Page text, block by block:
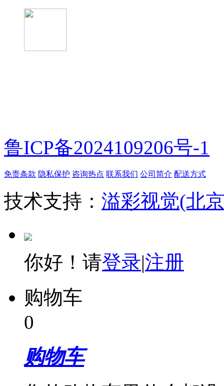
鲁ICP备2024109206号-1
免责条款 隐私保护 咨询热点 联系我们 公司简介 配送方式
技术支持： 溢彩视觉(北
你好！请登录|注册
购物车
0
购物车